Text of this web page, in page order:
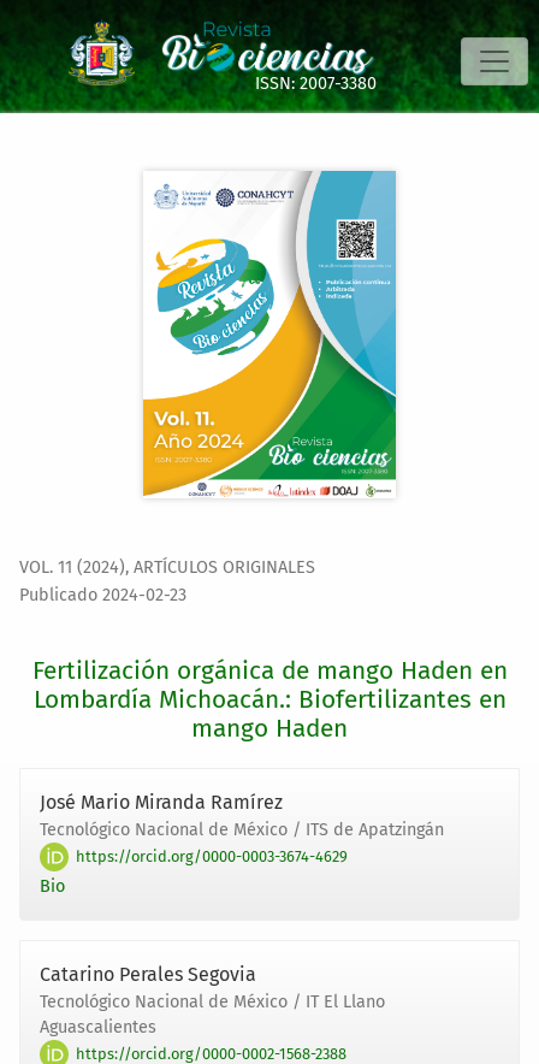
Fertilización orgánica de mango Haden en Lombardía
ISSN: 2007-3380
VOL. 11 (2024), ARTÍCULOS ORIGINALES
Fertilización orgánica de mango Haden en
Lombardía Michoacán.: Biofertilizantes en
mango Haden
Publicado 2024-02-23
José Mario Miranda Ramírez
Tecnológico Nacional de México / ITS de Apatzingán
https://orcid.org/0000-0003-3674-4629
Bio
Catarino Perales Segovia
Tecnológico Nacional de México / IT El Llano
Aguascalientes
https://orcid.org/0000-0002-1568-2388